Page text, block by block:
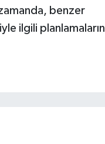
benzer
ilgili planlamaların